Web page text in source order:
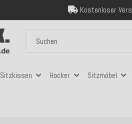
Über
Sicher
Sitzkissen Hocker Sitzmöbel